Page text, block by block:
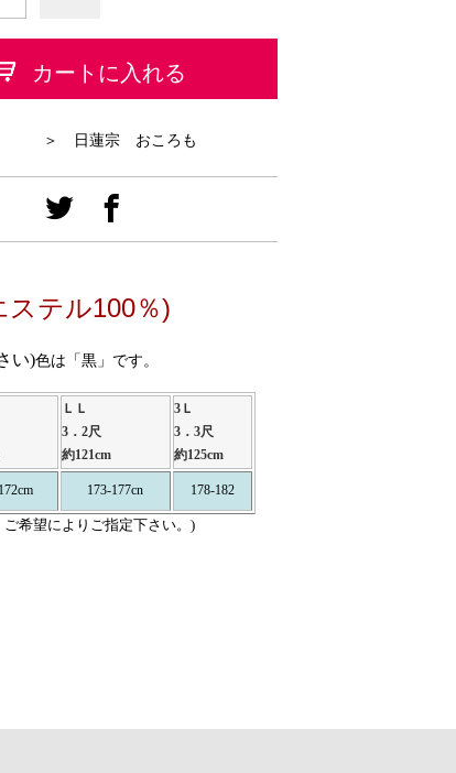
カートに入れる
＞ 日蓮宗 おころも
テル100％)
い)色は「黒」です。
ＬＬ
3．2尺
約121cm
3Ｌ
3．3尺
約125cm
173-177cn 178-182
希望によりご指定下さい。)